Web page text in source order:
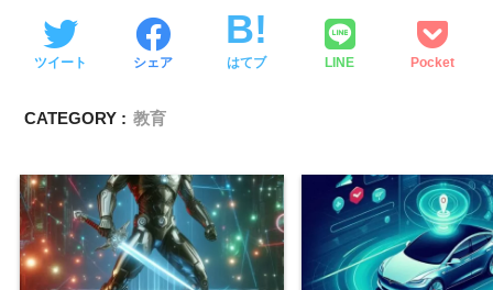
ツイート シェア はてブ LINE Pocket
CATEGORY : 教育